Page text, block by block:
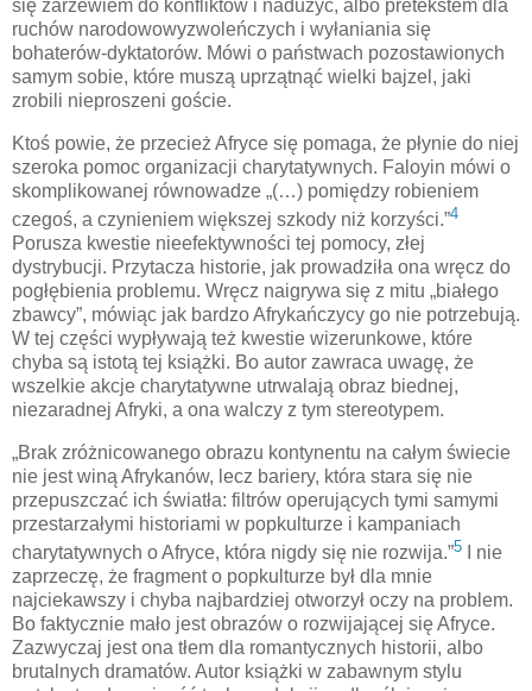
się zarzewiem do konfliktów i nadużyć, albo pretekstem dla
ruchów narodowowyzwoleńczych i wyłaniania się
bohaterów-dyktatorów. Mówi o państwach pozostawionych
samym sobie, które muszą uprzątnąć wielki bajzel, jaki
zrobili nieproszeni goście.
Ktoś powie, że przecież Afryce się pomaga, że płynie do niej
szeroka pomoc organizacji charytatywnych. Faloyin mówi o
skomplikowanej równowadze „(…) pomiędzy robieniem
czegoś, a czynieniem większej szkody niż korzyści.”4
Porusza kwestie nieefektywności tej pomocy, złej
dystrybucji. Przytacza historie, jak prowadziła ona wręcz do
pogłębienia problemu. Wręcz naigrywa się z mitu „białego
zbawcy”, mówiąc jak bardzo Afrykańczycy go nie potrzebują.
W tej części wypływają też kwestie wizerunkowe, które
chyba są istotą tej książki. Bo autor zawraca uwagę, że
wszelkie akcje charytatywne utrwalają obraz biednej,
niezaradnej Afryki, a ona walczy z tym stereotypem.
„Brak zróżnicowanego obrazu kontynentu na całym świecie
nie jest winą Afrykanów, lecz bariery, która stara się nie
przepuszczać ich światła: filtrów operujących tymi samymi
przestarzałymi historiami w popkulturze i kampaniach
charytatywnych o Afryce, która nigdy się nie rozwija.”5 I nie
zaprzeczę, że fragment o popkulturze był dla mnie
najciekawszy i chyba najbardziej otworzył oczy na problem.
Bo faktycznie mało jest obrazów o rozwijającej się Afryce.
Zazwyczaj jest ona tłem dla romantycznych historii, albo
brutalnych dramatów. Autor książki w zabawnym stylu